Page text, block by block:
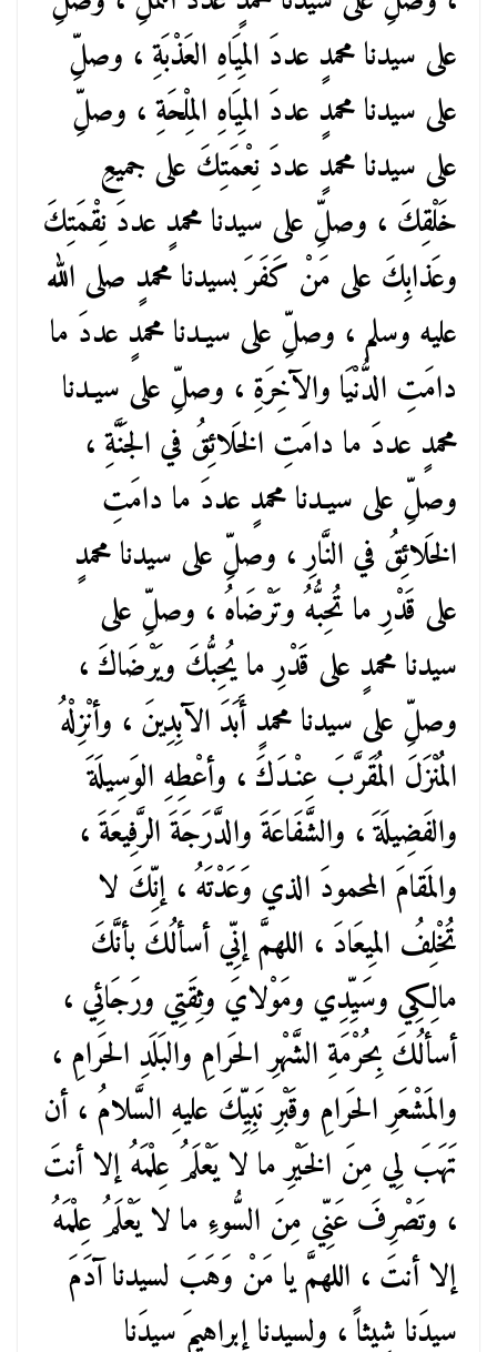
على سيدنا محمدٍ عددَ المِيَاهِ العَذْبَةِ ، وصلِّ
على سيدنا محمدٍ عددَ المِيَاهِ المِلْحَةِ ، وصلِّ
على سيدنا محمدٍ عددَ نِعْمَتِكَ على جميعِ
خَلْقِكَ ، وصلِّ على سيدنا محمدٍ عددَ نِقْمَتِكَ
وعَذابِكَ على مَنْ كَفَرَ بسيدنا محمدٍ صلى الله
عليه وسلم ، وصلِّ على سيـدنا محمدٍ عددَ ما
دامَتِ الدُّنْيَا والآخِرَةِ ، وصلِّ على سيـدنا
محمدٍ عددَ ما دامَتِ الخَلائِقُ في الجَنَّةِ ،
وصلِّ على سيـدنا محمدٍ عددَ ما دامَتِ
الخَلائِقُ في النَّارِ ، وصلِّ على سيدنا محمدٍ
على قَدْرِ ما تُحِبُّهُ وتَرْضَاهُ ، وصلِّ على
سيدنا محمدٍ على قَدْرِ ما يُحِبُّكَ ويَرْضَاكَ ،
وصلِّ على سيدنا محمدٍ أَبَدَ الآبِدِينَ ، وأنْزِلْهُ
المُنْزَلَ المُقَرَّبَ عِنْـدَكَ ، وأعْطِهِ الوَسِيلَةَ
والفَضِيلَةَ ، والشَّفَاعَةَ والدَّرَجَةَ الرَّفِيعَةَ ،
والمَقامَ المحمودَ الذي وَعَدْتَهُ ، إنِّكَ لا
تُخْلِفُ المِيعَادَ ، اللهمَّ إنِّي أسألُكَ بأنَّكَ
مالِكِي وسَيِّدِي ومَوْلايَ وثِقَتِي ورَجَائِي ،
أسألُكَ بِحُرْمَةِ الشَّهْرِ الحَرامِ والبَلَدِ الحَرامِ ،
والمَشْعَرِ الحَرامِ وقَبْرِ نَبِيِّكَ عليهِ السَّلامُ ، أن
تَهَبَ لِي مِنَ الخَيْرِ ما لا يَعْلَمُ عِلْمَهُ إلا أنتَ
، وتَصْرِفَ عَنِّي مِنَ السُّوءِ ما لا يَعْلَمُ عِلْمَهُ
إلا أنتَ ، اللهمَّ يا مَنْ وَهَبَ لسيدنا آدَمَ
سيدَنا شِيثاً ، ولسيدنا إبراهيمَ سيدَنا